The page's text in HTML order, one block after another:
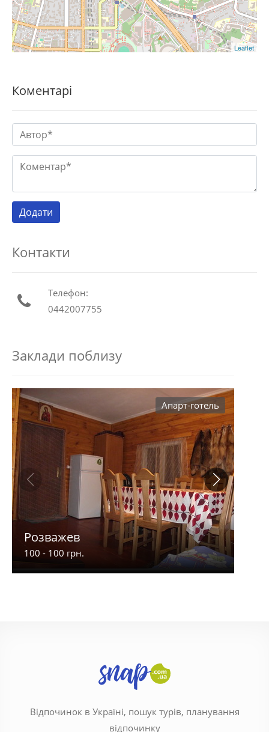
Leaflet
Коментарі
Контакти
Телефон:
0442007755
Заклади поблизу
Апарт-готель
Розважев
100 - 100 грн.
Відпочинок в Україні, пошук турів, планування
відпочинку